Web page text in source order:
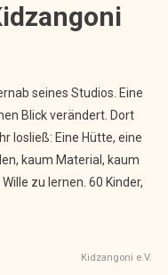
seines Studios. Eine
Blick verändert. Dort
losließ: Eine Hütte, eine
kaum Material, kaum
zu lernen. 60 Kinder,
Kidzangoni e.V.